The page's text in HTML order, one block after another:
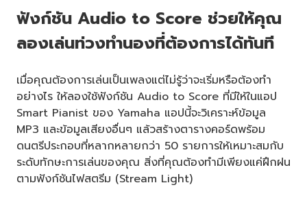
ฟังก์ชัน Audio to Score ช่วยให้คุณ
ลองเล่นท่วงทำนองที่ต้องการได้ทันที
เมื่อคุณต้องการเล่นเป็นเพลงแต่ไม่รู้ว่าจะเริ่มหรือต้องทำ
อย่างไร ให้ลองใช้ฟังก์ชัน Audio to Score ที่มีให้ในแอป
Smart Pianist ของ Yamaha แอปนี้จะวิเคราะห์ข้อมูล
MP3 และข้อมูลเสียงอื่นๆ แล้วสร้างตารางคอร์ดพร้อม
ดนตรีประกอบที่หลากหลายกว่า 50 รายการให้เหมาะสมกับ
ระดับทักษะการเล่นของคุณ สิ่งที่คุณต้องทำมีเพียงแค่ฝึกฝน
ตามฟังก์ชันไฟสตรีม (Stream Light)